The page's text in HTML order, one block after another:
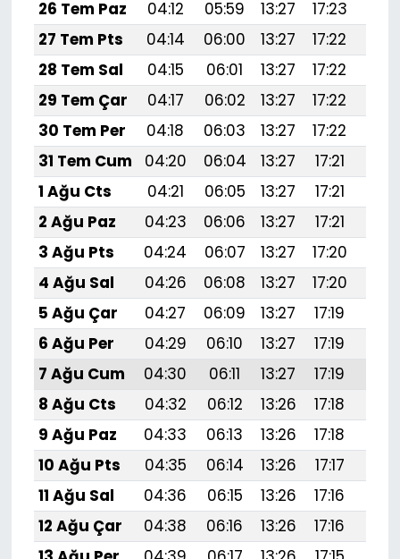
26 Tem Paz
04:12 05:59 13:27 17:23
27 Tem Pts
04:14 06:00 13:27 17:22
28 Tem Sal
04:15 06:01 13:27 17:22
29 Tem Çar
04:17 06:02 13:27 17:22
30 Tem Per
04:18 06:03 13:27 17:22
31 Tem Cum
04:20 06:04 13:27 17:21
1 Ağu Cts
04:21 06:05 13:27 17:21
2 Ağu Paz
04:23 06:06 13:27 17:21
3 Ağu Pts
04:24 06:07 13:27 17:20
4 Ağu Sal
04:26 06:08 13:27 17:20
5 Ağu Çar
04:27 06:09 13:27 17:19
6 Ağu Per
04:29 06:10 13:27 17:19
7 Ağu Cum
04:30 06:11 13:27 17:19
8 Ağu Cts
04:32 06:12 13:26 17:18
9 Ağu Paz
04:33 06:13 13:26 17:18
10 Ağu Pts
04:35 06:14 13:26 17:17
11 Ağu Sal
04:36 06:15 13:26 17:16
12 Ağu Çar
04:38 06:16 13:26 17:16